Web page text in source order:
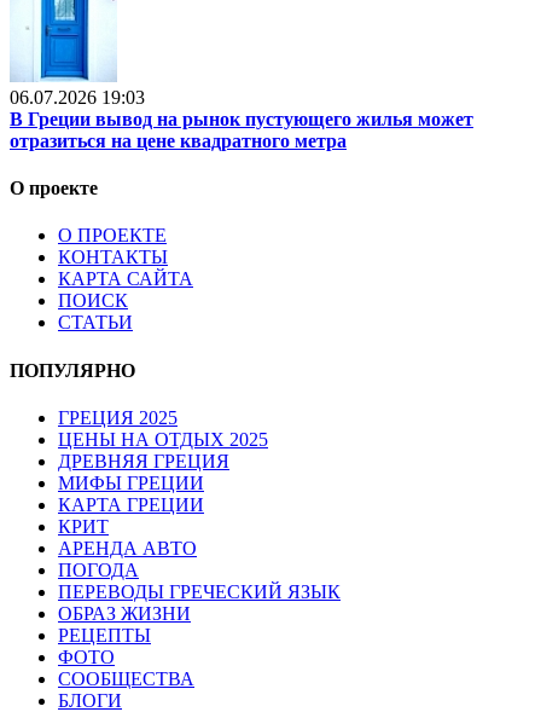
06.07.2026 19:03
В Греции вывод на рынок пустующего жилья может
отразиться на цене квадратного метра
О проекте
О ПРОЕКТЕ
КОНТАКТЫ
КАРТА САЙТА
ПОИСК
СТАТЬИ
ПОПУЛЯРНО
ГРЕЦИЯ 2025
ЦЕНЫ НА ОТДЫХ 2025
ДРЕВНЯЯ ГРЕЦИЯ
МИФЫ ГРЕЦИИ
КАРТА ГРЕЦИИ
КРИТ
АРЕНДА АВТО
ПОГОДА
ПЕРЕВОДЫ ГРЕЧЕСКИЙ ЯЗЫК
ОБРАЗ ЖИЗНИ
РЕЦЕПТЫ
ФОТО
СООБЩЕСТВА
БЛОГИ